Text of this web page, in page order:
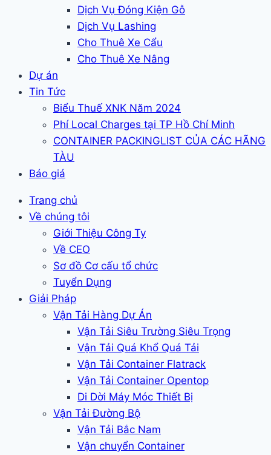
Dịch Vụ Đóng Kiện Gỗ
Dịch Vụ Lashing
Cho Thuê Xe Cẩu
Cho Thuê Xe Nâng
Dự án
Tin Tức
Biểu Thuế XNK Năm 2024
Phí Local Charges tại TP Hồ Chí Minh
CONTAINER PACKINGLIST CỦA CÁC HÃNG
TÀU
Báo giá
Trang chủ
Về chúng tôi
Giới Thiệu Công Ty
Về CEO
Sơ đồ Cơ cấu tổ chức
Tuyển Dụng
Giải Pháp
Vận Tải Hàng Dự Án
Vận Tải Siêu Trường Siêu Trọng
Vận Tải Quá Khổ Quá Tải
Vận Tải Container Flatrack
Vận Tải Container Opentop
Di Dời Máy Móc Thiết Bị
Vận Tải Đường Bộ
Vận Tải Bắc Nam
Vận chuyển Container